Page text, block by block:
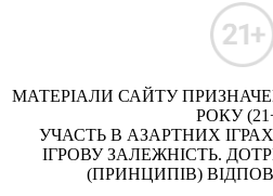
МАТЕРІАЛИ САЙТУ
РОКУ
УЧАСТЬ В АЗАРТНИХ
ІГРОВУ ЗАЛЕЖНІСТЬ.
(ПРИНЦИПІВ)